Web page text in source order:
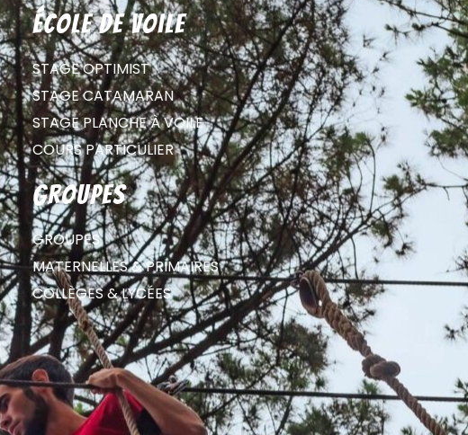
école de voile
STAGE OPTIMIST
STAGE CATAMARAN
STAGE PLANCHE À VOILE
COURS PARTICULIER
groupes
GROUPES
MATERNELLES & PRIMAIRES
COLLÈGES & LYCÉES